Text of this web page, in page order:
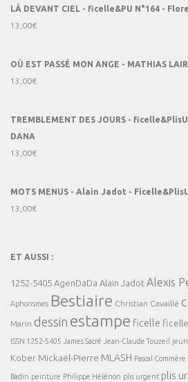
LÀ DEVANT CIEL - ficelle&PU N°164 -
13,00€
OÙ EST PASSÉ MON ANGE - MATHIAS
13,00€
TREMBLEMENT DES JOURS -
DANA
13,00€
MOTS MENUS - Alain Jadot -
13,00€
ET AUSSI :
1252-5405 AgenDaDa Alain Jadot Alexis
Aphorismes Bestiaire Christian Cavaillé
Marin dessin estampe ficelle
ISSN 1252-5405 James Sacré Jean-Claude Touzeil
Kober Mickaël-Pierre MLASH Pascal Commère
Badin peinture Philippe Hélénon plis urgent plis